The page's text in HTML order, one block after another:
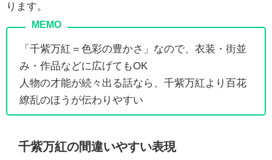
ります。
「千紫万紅＝色彩の豊かさ」なので、衣装・街並
み・作品などに広げてもOK
人物の才能が続々出る話なら、千紫万紅より百花
繚乱のほうが伝わりやすい
千紫万紅の間違いやすい表現